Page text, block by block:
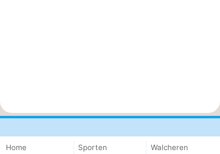
Home
Sporten
Walcheren